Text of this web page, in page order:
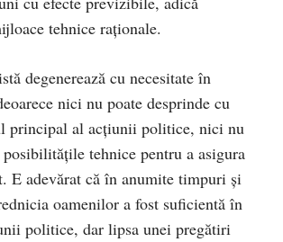
tehnice raţionale.
degenerează cu necesitate în
nici nu poate desprinde cu
principal al acţiunii politice, nici nu
posibilităţile tehnice pentru a asigura
E adevărat că în anumite timpuri şi
oamenilor a fost suficientă în
politice, dar lipsa unei pregătiri